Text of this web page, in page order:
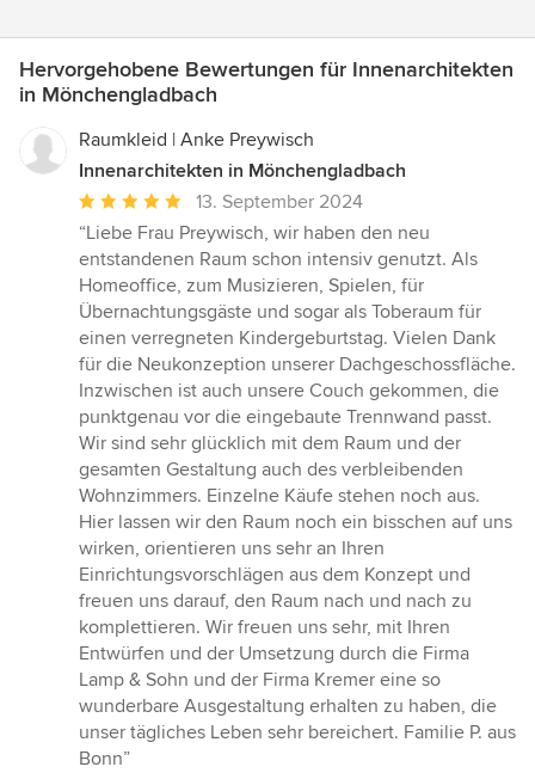
Hervorgehobene Bewertungen für Innenarchitekten
in Mönchengladbach
Raumkleid | Anke Preywisch
Innenarchitekten in Mönchengladbach
Durchschnittliche
Bewertung:
5
von
5
Sternen
13. September 2024
“Liebe Frau Preywisch, wir haben den neu
entstandenen Raum schon intensiv genutzt. Als
Homeoffice, zum Musizieren, Spielen, für
Übernachtungsgäste und sogar als Toberaum für
einen verregneten Kindergeburtstag. Vielen Dank
für die Neukonzeption unserer Dachgeschossfläche.
Inzwischen ist auch unsere Couch gekommen, die
punktgenau vor die eingebaute Trennwand passt.
Wir sind sehr glücklich mit dem Raum und der
gesamten Gestaltung auch des verbleibenden
Wohnzimmers. Einzelne Käufe stehen noch aus.
Hier lassen wir den Raum noch ein bisschen auf uns
wirken, orientieren uns sehr an Ihren
Einrichtungsvorschlägen aus dem Konzept und
freuen uns darauf, den Raum nach und nach zu
komplettieren. Wir freuen uns sehr, mit Ihren
Entwürfen und der Umsetzung durch die Firma
Lamp & Sohn und der Firma Kremer eine so
wunderbare Ausgestaltung erhalten zu haben, die
unser tägliches Leben sehr bereichert. Familie P. aus
Bonn”